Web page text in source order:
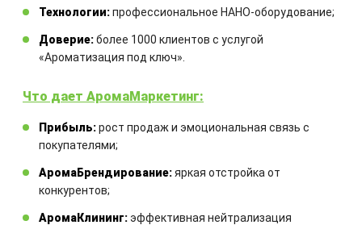
КУПИТЬ
Закажите технический расчет
оборудования
Технологии:профессиональное НАНО-оборудование;
Доверие:более 1000 клиентов с услугой
«Ароматизация под ключ».
Что дает АромаМаркетинг:
Прибыль:рост продаж и эмоциональная связь с
покупателями;
АромаБрендирование:яркая отстройка от
конкурентов;
АромаКлининг:эффективная нейтрализация